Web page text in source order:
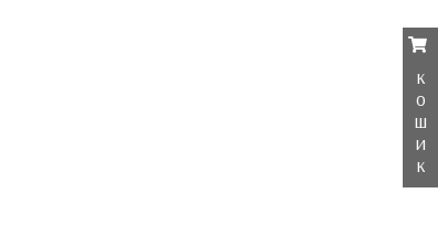
к
о
ш
и
к